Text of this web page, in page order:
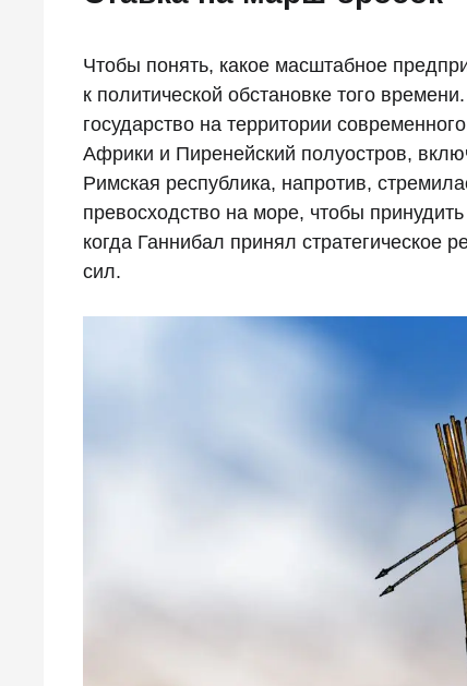
Чтобы понять, какое масштабное
к политической обстановке того
государство на территории
Африки и Пиренейский полуостров,
Римская республика, напротив,
превосходство на море, чтобы
когда Ганнибал принял
сил.